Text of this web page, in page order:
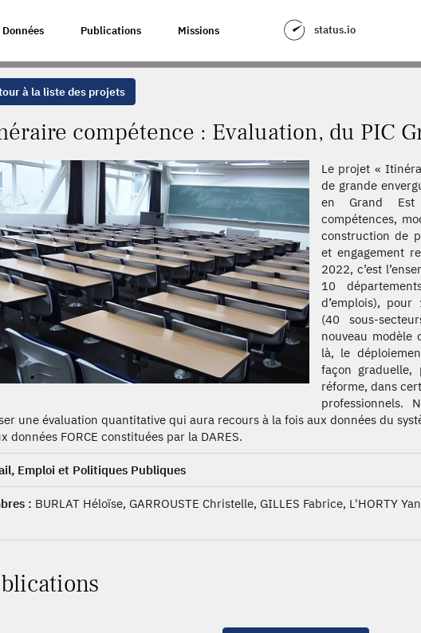
Données Publications Missions status.io
DU PIC GRAND-EST
à la liste des projets
compétence : Evaluation, du PIC
Le projet «
de grande
en Grand Est
compétences,
construction de
et engagement
2022, c’est
10
d’emplois),
(40 sous-
nouveau modèle
là, le
façon graduelle,
réforme, dans
professionnels.
une évaluation quantitative qui aura recours à la fois aux données du
données FORCE constituées par la DARES.
Emploi et Politiques Publiques
: BURLAT Héloïse, GARROUSTE Christelle, GILLES Fabrice, L'HORTY